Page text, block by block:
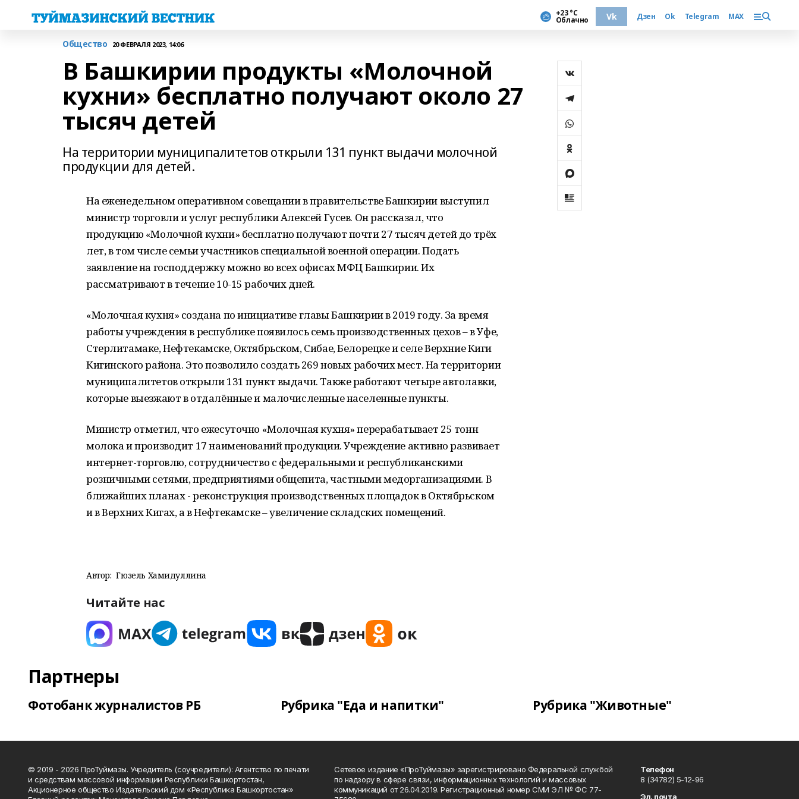
+23 °С
Облачно Vk Дзен Ok Telegram MAX
Общество 20 ФЕВРАЛЯ 2023, 14:06
В Башкирии продукты «Молочной
кухни» бесплатно получают около 27
тысяч детей
На территории муниципалитетов открыли 131 пункт выдачи молочной
продукции для детей.
На еженедельном оперативном совещании в правительстве Башкирии выступил
министр торговли и услуг республики Алексей Гусев. Он рассказал, что
продукцию «Молочной кухни» бесплатно получают почти 27 тысяч детей до трёх
лет, в том числе семьи участников специальной военной операции. Подать
заявление на господдержку можно во всех офисах МФЦ Башкирии. Их
рассматривают в течение 10-15 рабочих дней.
«Молочная кухня» создана по инициативе главы Башкирии в 2019 году. За время
работы учреждения в республике появилось семь производственных цехов – в Уфе,
Стерлитамаке, Нефтекамске, Октябрьском, Сибае, Белорецке и селе Верхние Киги
Кигинского района. Это позволило создать 269 новых рабочих мест. На территории
муниципалитетов открыли 131 пункт выдачи. Также работают четыре автолавки,
которые выезжают в отдалённые и малочисленные населенные пункты.
Министр отметил, что ежесуточно «Молочная кухня» перерабатывает 25 тонн
молока и производит 17 наименований продукции. Учреждение активно развивает
интернет-торговлю, сотрудничество с федеральными и республиканскими
розничными сетями, предприятиями общепита, частными медорганизациями. В
ближайших планах - реконструкция производственных площадок в Октябрьском
и в Верхних Кигах, а в Нефтекамске – увеличение складских помещений.
Автор: Гюзель Хамидуллина
Читайте нас
Партнеры
Фотобанк журналистов РБ Рубрика "Еда и напитки" Рубрика "Животные"
© 2019 - 2026 ПроТуймазы. Учредитель (соучредители): Агентство по печати
и средствам массовой информации Республики Башкортостан,
Акционерное общество Издательский дом «Республика Башкортостан»
Сетевое издание «ПроТуймазы» зарегистрировано Федеральной службой
по надзору в сфере связи, информационных технологий и массовых
коммуникаций от 26.04.2019. Регистрационный номер СМИ ЭЛ № ФС 77-
Телефон
8 (34782) 5-12-96
Эл. почта